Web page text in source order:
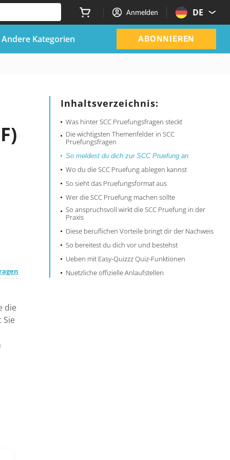
Anmelden DE
Andere Kategorien ABONNIEREN
Inhaltsverzeichnis:
Was hinter SCC Pruefungsfragen steckt
Die wichtigsten Themenfelder in SCC
Pruefungsfragen
So meldest du dich zur SCC Pruefung an
Wo du die SCC Pruefung ablegen kannst
So sieht das Pruefungsformat aus
Wer die SCC Pruefung machen sollte
So anspruchsvoll wirkt die SCC Pruefung in der
Praxis
Diese beruflichen Vorteile bringt dir der Nachweis
So bereitest du dich vor und bestehst
Ueben mit Easy-Quizzz Quiz-Funktionen
Nuetzliche offizielle Anlaufstellen
die
Sie